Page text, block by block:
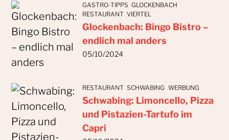
GASTRO-TIPPS GLOCKENBACH
RESTAURANT VIERTEL
Glockenbach: Bingo Bistro –
endlich mal anders
05/10/2024
RESTAURANT SCHWABING WERBUNG
Schwabing: Limoncello, Pizza
und Pistazien-Tartufo im
Capri